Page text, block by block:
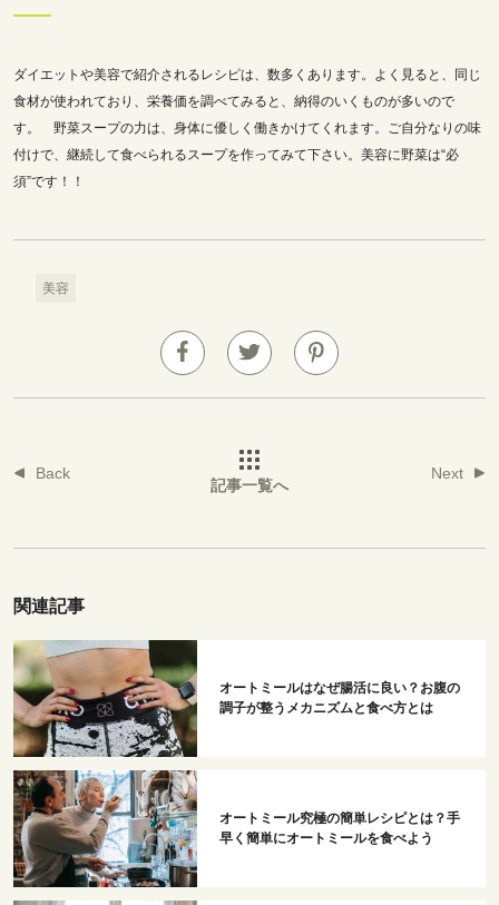
ダイエットや美容で紹介されるレシピは、数多くあります。よく見ると、同じ
食材が使われており、栄養価を調べてみると、納得のいくものが多いので
す。 野菜スープの力は、身体に優しく働きかけてくれます。ご自分なりの味
付けで、継続して食べられるスープを作ってみて下さい。美容に野菜は“必
須”です！！
美容
Back
記事一覧へ
Next
関連記事
オートミールはなぜ腸活に良い？お腹の
調子が整うメカニズムと食べ方とは
オートミール究極の簡単レシピとは？手
早く簡単にオートミールを食べよう